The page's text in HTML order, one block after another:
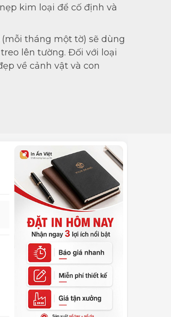
kim loại để cố định và
tháng một tờ) sẽ dùng
lên tường. Đối với loại
về cảnh vật và con